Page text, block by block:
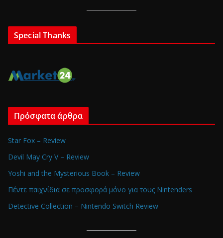
Special Thanks
Πρόσφατα άρθρα
Star Fox – Review
Devil May Cry V – Review
Yoshi and the Mysterious Book – Review
Πέντε παιχνίδια σε προσφορά μόνο για τους Nintenders
Detective Collection – Nintendo Switch Review